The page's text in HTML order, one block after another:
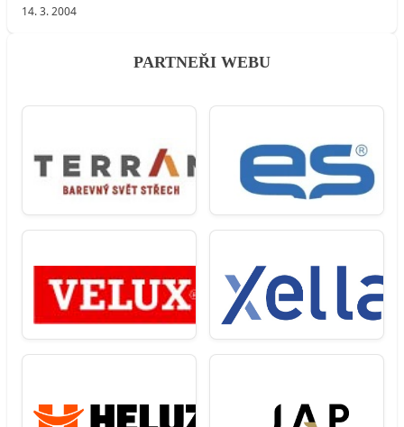
14. 3. 2004
PARTNEŘI WEBU